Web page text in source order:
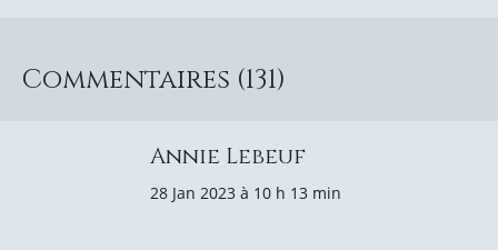
Commentaires (131)
Annie Lebeuf
28 Jan 2023 à 10 h 13 min